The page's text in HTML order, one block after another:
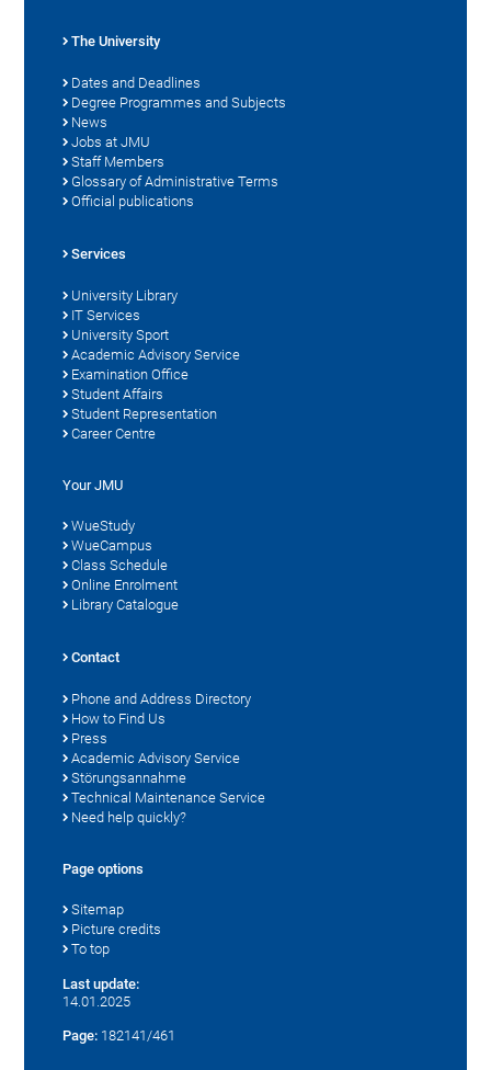
The University
Dates and Deadlines
Degree Programmes and Subjects
News
Jobs at JMU
Staff Members
Glossary of Administrative Terms
Official publications
Services
University Library
IT Services
University Sport
Academic Advisory Service
Examination Office
Student Affairs
Student Representation
Career Centre
Your JMU
WueStudy
WueCampus
Class Schedule
Online Enrolment
Library Catalogue
Contact
Phone and Address Directory
How to Find Us
Press
Academic Advisory Service
Störungsannahme
Technical Maintenance Service
Need help quickly?
Page options
Sitemap
Picture credits
To top
Last update:
14.01.2025
Page: 182141/461